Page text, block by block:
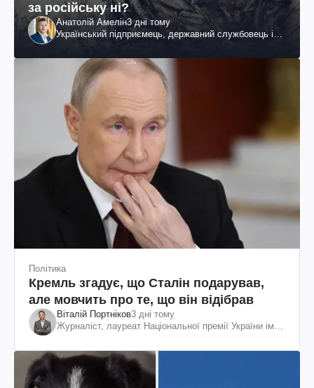
за російську ні?
Анатолій Амелін3 дні тому
Український підприємець, державний службовець і
Політика
Кремль згадує, що Сталін подарував,
але мовчить про те, що він відібрав
Віталій Портніков3 дні тому
Журналіст, лауреат Національної премії України ім.